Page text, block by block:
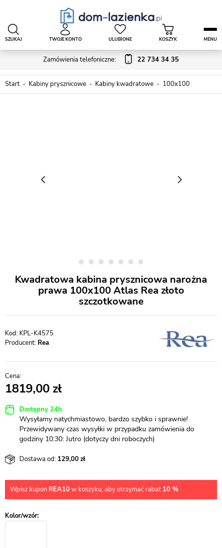
Zamówienia telefoniczne: 22 734 34 35
SZUKAJ TWOJE KONTO ULUBIONE KOSZYK MENU
Start Kabiny prysznicowe Kabiny kwadratowe 100x100
Kwadratowa kabina prysznicowa narożna
prawa 100x100 Atlas Rea złoto
szczotkowane
KPL-K4575
Producent: Rea
1819,00
Dostępny 24h
Wysyłamy natychmiastowo, bardzo szybko i sprawnie!
Przewidywany czas wysyłki w przypadku zamówienia do
godziny 10:30: Jutro (dotyczy dni roboczych)
Dostawa od: 129,00
Wpisz kupon REA10w koszyku, aby otrzymać rabat 10 %